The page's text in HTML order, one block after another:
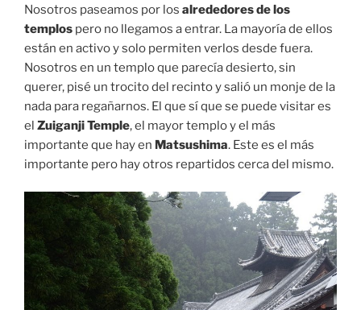
Nosotros paseamos por los alrededores de los
templos pero no llegamos a entrar. La mayoría de ellos
están en activo y solo permiten verlos desde fuera.
Nosotros en un templo que parecía desierto, sin
querer, pisé un trocito del recinto y salió un monje de la
nada para regañarnos. El que sí que se puede visitar es
el Zuiganji Temple, el mayor templo y el más
importante que hay en Matsushima. Este es el más
importante pero hay otros repartidos cerca del mismo.